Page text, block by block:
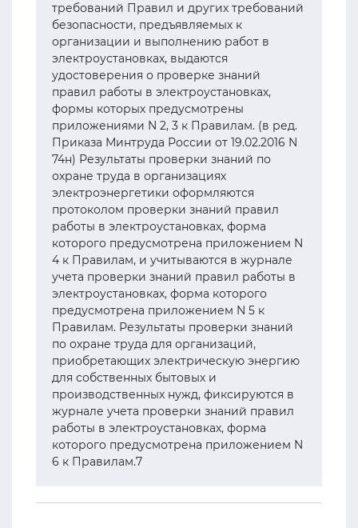
требований Правил и других требований
безопасности, предъявляемых к
организации и выполнению работ в
электроустановках, выдаются
удостоверения о проверке знаний
правил работы в электроустановках,
формы которых предусмотрены
приложениями N 2, 3 к Правилам. (в ред.
Приказа Минтруда России от 19.02.2016 N
74н) Результаты проверки знаний по
охране труда в организациях
электроэнергетики оформляются
протоколом проверки знаний правил
работы в электроустановках, форма
которого предусмотрена приложением N
4 к Правилам, и учитываются в журнале
учета проверки знаний правил работы в
электроустановках, форма которого
предусмотрена приложением N 5 к
Правилам. Результаты проверки знаний
по охране труда для организаций,
приобретающих электрическую энергию
для собственных бытовых и
производственных нужд, фиксируются в
журнале учета проверки знаний правил
работы в электроустановках, форма
которого предусмотрена приложением N
6 к Правилам.7